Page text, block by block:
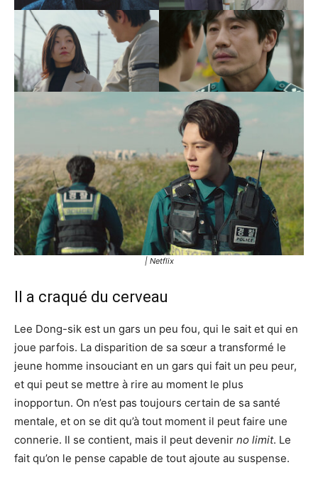
| Netflix
Il a craqué du cerveau
Lee Dong-sik est un gars un peu fou, qui le sait et qui en
joue parfois. La disparition de sa sœur a transformé le
jeune homme insouciant en un gars qui fait un peu peur,
et qui peut se mettre à rire au moment le plus
inopportun. On n’est pas toujours certain de sa santé
mentale, et on se dit qu’à tout moment il peut faire une
connerie. Il se contient, mais il peut devenir no limit. Le
fait qu’on le pense capable de tout ajoute au suspense.